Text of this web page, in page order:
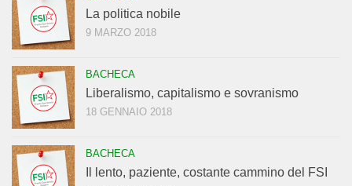
La politica nobile
9 MARZO 2018
BACHECA
Liberalismo, capitalismo e sovranismo
18 GENNAIO 2018
BACHECA
Il lento, paziente, costante cammino del FSI